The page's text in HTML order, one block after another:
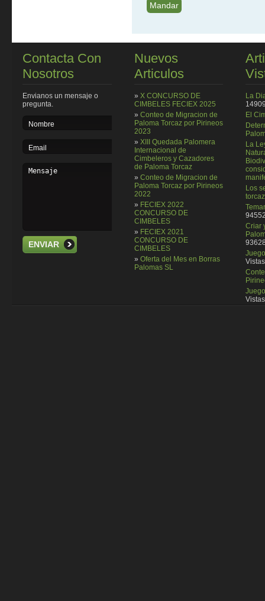
Contacta Con
Nosotros
Envianos un mensaje o
pregunta.
ENVIAR
Nuevos
Articulos
» X CONCURSO DE
CIMBELES FECIEX 2025
» Conteo de Migracion de
Paloma Torcaz por Pirineos
2023
» XIII Quedada Palomera
Internacional de
Cimbeleros y Cazadores
de Paloma Torcaz
» Conteo de Migracion de
Paloma Torcaz por Pirineos
2022
» FECIEX 2022
CONCURSO DE
CIMBELES
» FECIEX 2021
CONCURSO DE
CIMBELES
» Oferta del Mes en Borras
Palomas SL
La
El
La
Los
torcaz
Criar
Vistas
Vistas